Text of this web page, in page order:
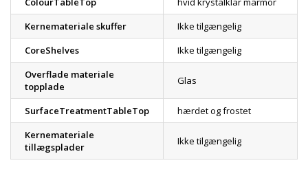
Kernemateriale skuffer
Ikke tilgængelig
CoreShelves
Ikke tilgængelig
Overflade materiale
topplade
Glas
SurfaceTreatmentTableTop
hærdet og frostet
Kernemateriale
tillægsplader
Ikke tilgængelig